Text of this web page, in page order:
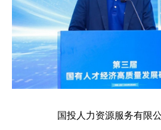
国投人力资源服务有限